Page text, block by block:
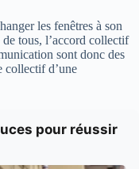
les fenêtres à son
tous, l’accord collectif
sont donc des
collectif d’une
pour réussir